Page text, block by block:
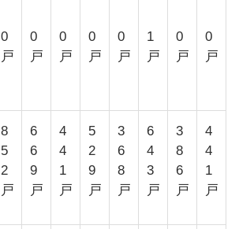
0
戸
0
戸
0
戸
0
戸
0
戸
1
戸
0
戸
0
戸
8
5
2
戸
6
6
9
戸
4
4
1
戸
5
2
9
戸
3
6
8
戸
6
4
3
戸
3
8
6
戸
4
4
1
戸